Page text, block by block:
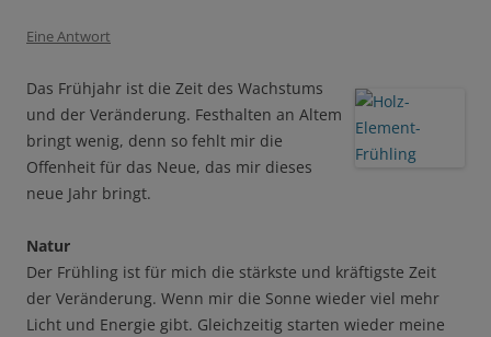
Eine Antwort
Das Frühjahr ist die Zeit des Wachstums
und der Veränderung. Festhalten an Altem
bringt wenig, denn so fehlt mir die
Offenheit für das Neue, das mir dieses
neue Jahr bringt.
Natur
Der Frühling ist für mich die stärkste und kräftigste Zeit
der Veränderung. Wenn mir die Sonne wieder viel mehr
Licht und Energie gibt. Gleichzeitig starten wieder meine